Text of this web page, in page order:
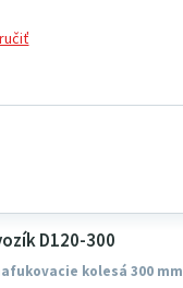
D120-300
kolesá 300 mm